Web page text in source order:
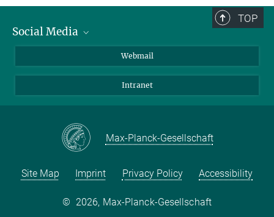
TOP
Social Media
YouTube
Webmail
Intranet
Max-Planck-Gesellschaft
Site Map Imprint Privacy Policy Accessibility
© 2026, Max-Planck-Gesellschaft